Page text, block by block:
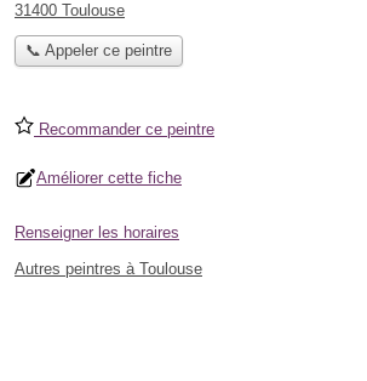
31400 Toulouse
📞 Appeler ce peintre
Recommander ce peintre
Améliorer cette fiche
Renseigner les horaires
Autres peintres à Toulouse